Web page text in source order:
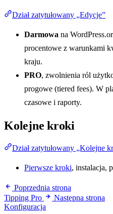
Dział zatytułowany „Edycje”
Darmowa na
procentowe z warunkami
kraju.
PRO, zwolnienia ról
progowe (tiered fees). W
czasowe i raporty.
Kolejne kroki
Dział zatytułowany „Kolejne
Pierwsze kroki, instalacja,
Poprzednia strona
Tipping Pro
Następna strona
Konfiguracja